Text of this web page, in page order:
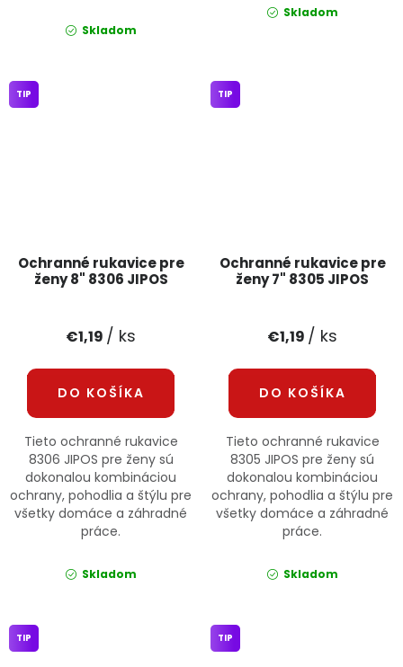
Skladom
Skladom
Ochranné rukavice pre
ženy 8" 8306 JIPOS
TIP
€1,19 / ks
DO KOŠÍKA
Tieto ochranné rukavice
8306 JIPOS pre ženy sú
dokonalou kombináciou
ochrany, pohodlia a štýlu pre
všetky domáce a záhradné
práce.
Skladom
Ochranné rukavice pre
ženy 7" 8305 JIPOS
TIP
€1,19 / ks
DO KOŠÍKA
Tieto ochranné rukavice
8305 JIPOS pre ženy sú
dokonalou kombináciou
ochrany, pohodlia a štýlu pre
všetky domáce a záhradné
práce.
Skladom
TIP TIP